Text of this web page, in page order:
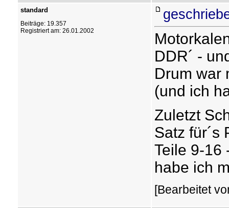
standard
Beiträge: 19.357
Registriert am: 26.01.2002
DDR´ -
Drum war
(und ich
Zuletzt
Satz für´s
Teile 9-16
habe ich
[Bearbeitet